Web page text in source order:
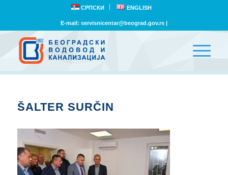
СРПСКИ ENGLISH
E-mail: servisnicentar@beograd.gov.rs|
ŠALTER SURČIN